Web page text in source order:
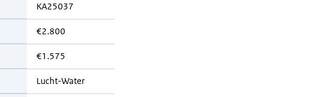
KA25037
€2.800
€1.575
Lucht-Water